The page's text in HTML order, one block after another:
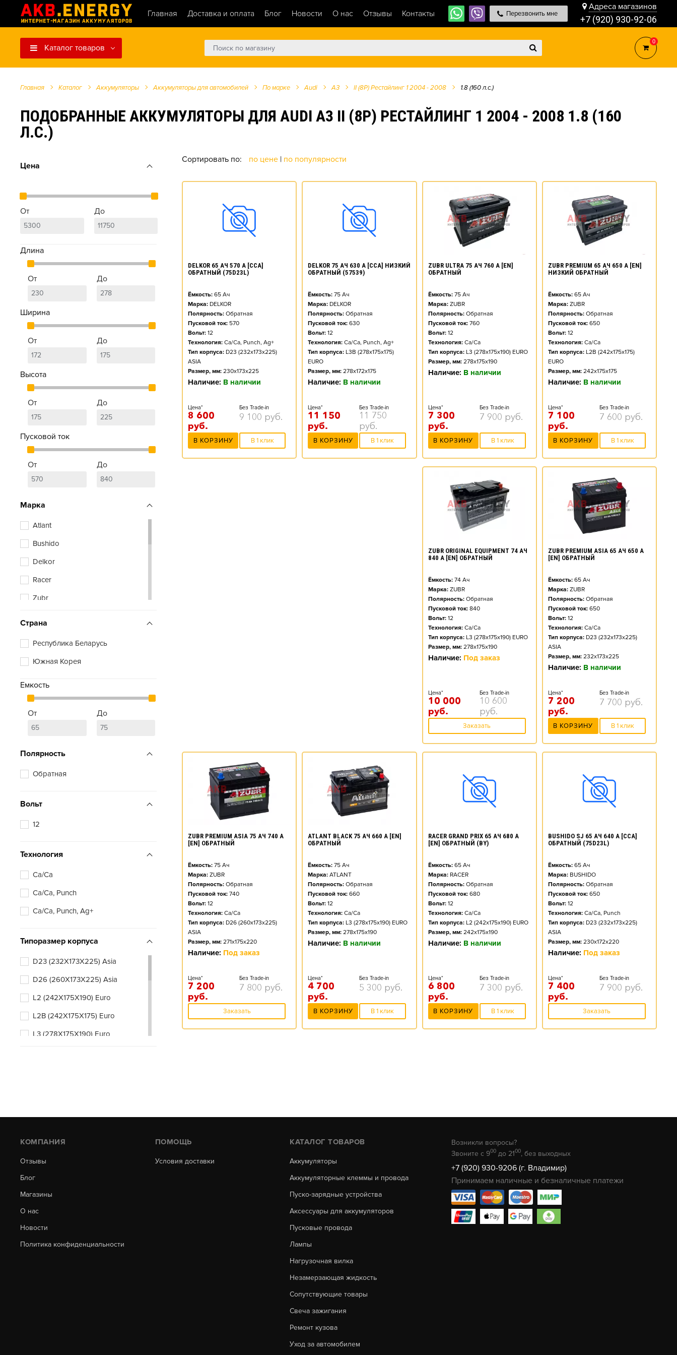
Главная Доставка и оплата Блог Новости О нас Отзывы Контакты Перезвонить мне
Адреса магазинов
+7 (920) 930-92-06
Каталог товаров
0
Главная Каталог Аккумуляторы Аккумуляторы для автомобилей По марке Audi A3 II (8P) Рестайлинг 1 2004 - 2008 1.8 (160 л.с.)
ПОДОБРАННЫЕ АККУМУЛЯТОРЫ ДЛЯ AUDI A3 II (8P) РЕСТАЙЛИНГ 1 2004 - 2008 1.8 (160
Л.С.)
Цена
От До
Длина
От До
Ширина
От До
Высота
От До
Пусковой ток
От До
Марка
Atlant
Bushido
Delkor
Racer
Zubr
Страна
Республика Беларусь
Южная Корея
Емкость
От До
Полярность
Обратная
Вольт
12
Технология
Ca/Ca
Ca/Ca, Punch
Ca/Ca, Punch, Ag+
Типоразмер корпуса
D23 (232X173X225) Asia
D26 (260X173X225) Asia
L2 (242X175X190) Euro
L2B (242X175X175) Euro
L3 (278X175X190) Euro
Сортировать по: по цене | по популярности
DELKOR 65 АЧ 570 А [CCA]
ОБРАТНЫЙ (75D23L)
Ёмкость: 65 Ач
Марка: DELKOR
Полярность: Обратная
Пусковой ток: 570
Вольт: 12
Технология: Ca/Ca, Punch, Ag+
Тип корпуса: D23 (232x173x225)
ASIA
Размер, мм: 230x173x225
Наличие: В наличии
Цена*
8 600
руб.
Без Trade-in
9 100 руб.
В КОРЗИНУ В 1 клик
DELKOR 75 АЧ 630 А [CCA] НИЗКИЙ
ОБРАТНЫЙ (57539)
Ёмкость: 75 Ач
Марка: DELKOR
Полярность: Обратная
Пусковой ток: 630
Вольт: 12
Технология: Ca/Ca, Punch, Ag+
Тип корпуса: L3B (278x175x175)
EURO
Размер, мм: 278x172x175
Наличие: В наличии
Цена*
11 150
руб.
Без Trade-in
11 750
руб.
В КОРЗИНУ В 1 клик
ZUBR ULTRA 75 АЧ 760 А [EN]
ОБРАТНЫЙ
Ёмкость: 75Ач
Марка: ZUBR
Полярность: Обратная
Пусковой ток: 760
Вольт: 12
Технология: Ca/Ca
Тип корпуса: L3 (278x175x190) EURO
Размер, мм: 278x175x190
Наличие: В наличии
Цена*
7 300
руб.
Без Trade-in
7 900 руб.
В КОРЗИНУ В 1 клик
ZUBR PREMIUM 65 АЧ 650 А [EN]
НИЗКИЙ ОБРАТНЫЙ
Ёмкость: 65Ач
Марка: ZUBR
Полярность: Обратная
Пусковой ток: 650
Вольт: 12
Технология: Ca/Ca
Тип корпуса: L2B (242x175x175)
EURO
Размер, мм: 242x175x175
Наличие: В наличии
Цена*
7 100
руб.
Без Trade-in
7 600 руб.
В КОРЗИНУ В 1 клик
ZUBR ORIGINAL EQUIPMENT 74 АЧ
840 А [EN] ОБРАТНЫЙ
Ёмкость: 74Ач
Марка: ZUBR
Полярность: Обратная
Пусковой ток: 840
Вольт: 12
Технология: Ca/Ca
Тип корпуса: L3 (278x175x190) EURO
Размер, мм: 278x175x190
Наличие: Под заказ
Цена*
10 000
руб.
Без Trade-in
10 600
руб.
Заказать
ZUBR PREMIUM ASIA 65 АЧ 650 А
[EN] ОБРАТНЫЙ
Ёмкость: 65Ач
Марка: ZUBR
Полярность: Обратная
Пусковой ток: 650
Вольт: 12
Технология: Ca/Ca
Тип корпуса: D23 (232x173x225)
ASIA
Размер, мм: 232x173x225
Наличие: В наличии
Цена*
7 200
руб.
Без Trade-in
7 700 руб.
В КОРЗИНУ В 1 клик
ZUBR PREMIUM ASIA 75 АЧ 740 А
[EN] ОБРАТНЫЙ
Ёмкость: 75 Ач
Марка: ZUBR
Полярность: Обратная
Пусковой ток: 740
Вольт: 12
Технология: Ca/Ca
Тип корпуса: D26 (260x173x225)
ASIA
Размер, мм: 271x175x220
Наличие: Под заказ
Цена*
7 200
руб.
Без Trade-in
7 800 руб.
Заказать
ATLANT BLACK 75 АЧ 660 А [EN]
ОБРАТНЫЙ
Ёмкость: 75 Ач
Марка: ATLANT
Полярность: Обратная
Пусковой ток: 660
Вольт: 12
Технология: Ca/Ca
Тип корпуса: L3 (278x175x190) EURO
Размер, мм: 278x175x190
Наличие: В наличии
Цена*
4 700
руб.
Без Trade-in
5 300 руб.
В КОРЗИНУ В 1 клик
RACER GRAND PRIX 65 АЧ 680 А
[EN] ОБРАТНЫЙ (BY)
Ёмкость: 65Ач
Марка: RACER
Полярность: Обратная
Пусковой ток: 680
Вольт: 12
Технология: Ca/Ca
Тип корпуса: L2 (242x175x190) EURO
Размер, мм: 242x175x190
Наличие: В наличии
Цена*
6 800
руб.
Без Trade-in
7 300 руб.
В КОРЗИНУ В 1 клик
BUSHIDO SJ 65 АЧ 640 А [CCA]
ОБРАТНЫЙ (75D23L)
Ёмкость: 65Ач
Марка: BUSHIDO
Полярность: Обратная
Пусковой ток: 650
Вольт: 12
Технология: Ca/Ca, Punch
Тип корпуса: D23 (232x173x225)
ASIA
Размер, мм: 230x172x220
Наличие: Под заказ
Цена*
7 400
руб.
Без Trade-in
7 900 руб.
Заказать
КОМПАНИЯ
Отзывы
Блог
Магазины
О нас
Новости
Политика конфиденциальности
ПОМОЩЬ
Условия доставки
КАТАЛОГ ТОВАРОВ
Аккумуляторы
Аккумуляторные клеммы и провода
Пуско-зарядные устройства
Аксессуары для аккумуляторов
Пусковые провода
Лампы
Нагрузочная вилка
Незамерзающая жидкость
Сопутствующие товары
Свеча зажигания
Ремонт кузова
Уход за автомобилем
Возникли вопросы?
Звоните с 900 до 2100, без выходных
+7 (920) 930-9206 (г. Владимир)
Принимаем наличные и безналичные платежи